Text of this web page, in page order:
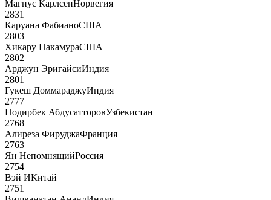
Магнус КарлсенНорвегия
2831
Каруана ФабианоСША
2803
Хикару НакамураСША
2802
Арджун ЭригайсиИндия
2801
Гукеш ДоммараджуИндия
2777
Нодирбек АбдусатторовУзбекистан
2768
Алиреза ФируджаФранция
2763
Ян НепомнящийРоссия
2754
Вэй ИКитай
2751